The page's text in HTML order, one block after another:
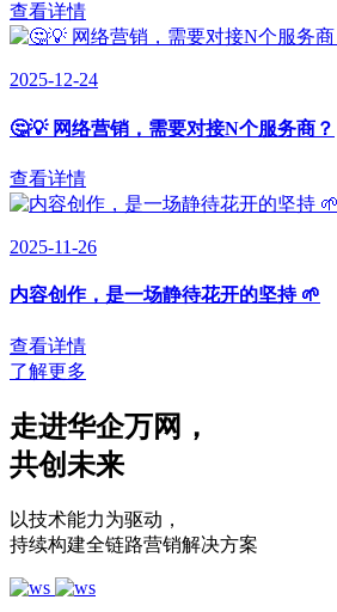
查看详情
2025-12-24
🤔💡 网络营销，需要对接N个服务商？
查看详情
2025-11-26
内容创作，是一场静待花开的坚持 🌱
查看详情
了解更多
走进华企万网 ，
共创未来
以技术能力为驱动 ，
持续构建全链路营销解决方案